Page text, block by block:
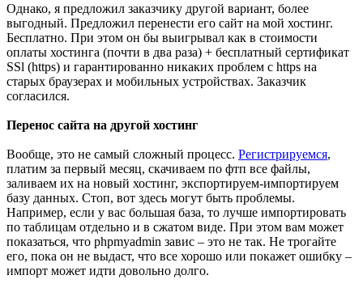
Однако, я предложил заказчику другой вариант, более
выгодный. Предложил перенести его сайт на мой хостинг.
Бесплатно. При этом он бы выигрывал как в стоимости
оплаты хостинга (почти в два раза) + бесплатный сертификат
SSl (https) и гарантированно никаких проблем с https на
старых браузерах и мобильных устройствах. Заказчик
согласился.
Перенос сайта на другой хостинг
Вообще, это не самый сложный процесс. Регистрируемся,
платим за первый месяц, скачиваем по фтп все файлы,
заливаем их на новый хостинг, экспортируем-импортируем
базу данных. Стоп, вот здесь могут быть проблемы.
Например, если у вас большая база, то лучше импортировать
по таблицам отдельно и в сжатом виде. При этом вам может
показаться, что phpmyadmin завис – это не так. Не трогайте
его, пока он не выдаст, что все хорошо или покажет ошибку –
импорт может идти довольно долго.